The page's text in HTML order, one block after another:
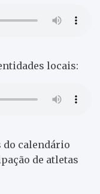
locais:
do calendário
de atletas